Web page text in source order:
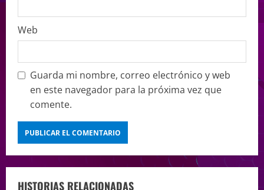
Web
Guarda mi nombre, correo electrónico y web
en este navegador para la próxima vez que
comente.
HISTORIAS RELACIONADAS